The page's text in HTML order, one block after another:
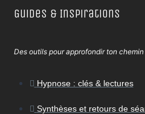
Guides & Inspirations
Des outils pour approfondir ton chemin
Hypnose : clés & lectures
Synthèses et retours de